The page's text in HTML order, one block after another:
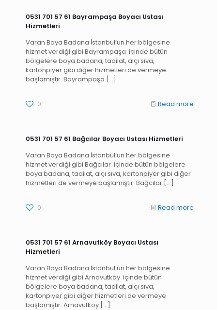
0531 701 57 61 Bayrampaşa Boyacı Ustası
Hizmetleri
Varan Boya Badana İstanbul’un her bölgesine
hizmet verdiği gibi Bayrampaşa içinde bütün
bölgelere boya badana, tadilat, alçı sıva,
kartonpiyer gibi diğer hizmetleri de vermeye
başlamıştır. Bayrampaşa […]
0 Read more
0531 701 57 61 Bağcılar Boyacı Ustası Hizmetleri
Varan Boya Badana İstanbul’un her bölgesine
hizmet verdiği gibi Bağcılar içinde bütün bölgelere
boya badana, tadilat, alçı sıva, kartonpiyer gibi diğer
hizmetleri de vermeye başlamıştır. Bağcılar […]
0 Read more
0531 701 57 61 Arnavutköy Boyacı Ustası
Hizmetleri
Varan Boya Badana İstanbul’un her bölgesine
hizmet verdiği gibi Arnavutköy içinde bütün
bölgelere boya badana, tadilat, alçı sıva,
kartonpiyer gibi diğer hizmetleri de vermeye
başlamıştır. Arnavutköy […]